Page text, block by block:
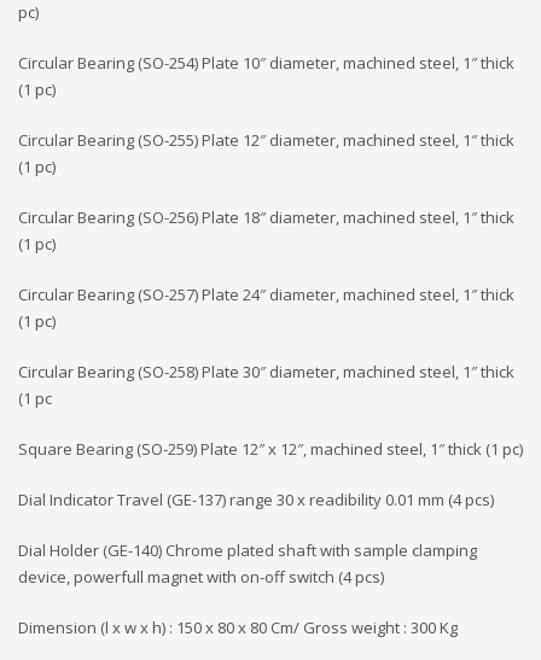
pc)
Circular Bearing (SO-254) Plate 10″ diameter, machined steel, 1″ thick
(1 pc)
Circular Bearing (SO-255) Plate 12″ diameter, machined steel, 1″ thick
(1 pc)
Circular Bearing (SO-256) Plate 18″ diameter, machined steel, 1″ thick
(1 pc)
Circular Bearing (SO-257) Plate 24″ diameter, machined steel, 1″ thick
(1 pc)
Circular Bearing (SO-258) Plate 30″ diameter, machined steel, 1″ thick
(1 pc
Square Bearing (SO-259) Plate 12″ x 12″, machined steel, 1″ thick (1 pc)
Dial Indicator Travel (GE-137) range 30 x readibility 0.01 mm (4 pcs)
Dial Holder (GE-140) Chrome plated shaft with sample clamping
device, powerfull magnet with on-off switch (4 pcs)
Dimension (l x w x h) : 150 x 80 x 80 Cm/ Gross weight : 300 Kg